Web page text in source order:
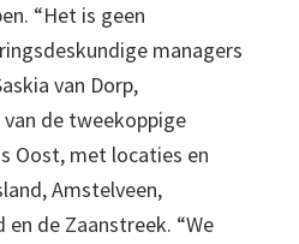
“Het is geen
managers
van Dorp,
de tweekoppige
Oost, met locaties en
Amstelveen,
de Zaanstreek. “We